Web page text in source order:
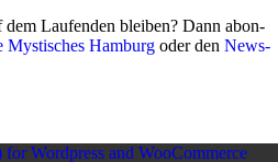
Lau­fenden bleiben? Dann abon­
Mysti­sches Ham­burg oder den News­